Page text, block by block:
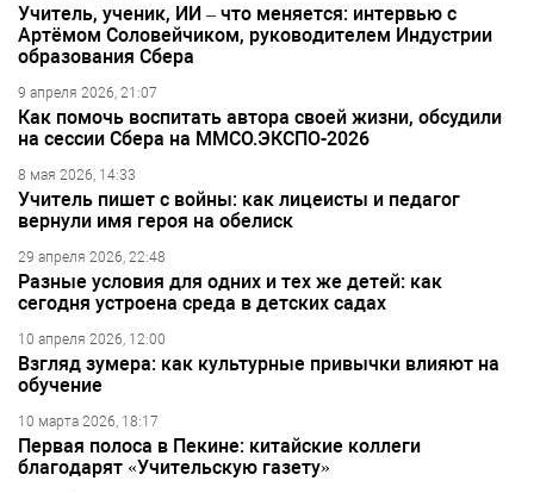
Учитель, ученик, ИИ – что меняется: интервью с
Артёмом Соловейчиком, руководителем Индустрии
образования Сбера
9 апреля 2026, 21:07
Как помочь воспитать автора своей жизни, обсудили
на сессии Сбера на ММСО.ЭКСПО-2026
8 мая 2026, 14:33
Учитель пишет с войны: как лицеисты и педагог
вернули имя героя на обелиск
29 апреля 2026, 22:48
Разные условия для одних и тех же детей: как
сегодня устроена среда в детских садах
10 апреля 2026, 12:00
Взгляд зумера: как культурные привычки влияют на
обучение
10 марта 2026, 18:17
Первая полоса в Пекине: китайские коллеги
благодарят «Учительскую газету»